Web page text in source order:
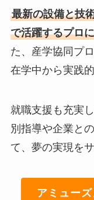
最新の設備と技
で活躍するプロ
た、産学協同プ
在学中から実践
就職支援も充実
別指導や企業と
て、夢の実現を
アミュー